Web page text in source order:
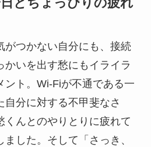
とちょっぴりの疲れ
がつかない自分にも、接続
かいを出す愁にもイライラ
ント。Wi-Fiが不通である一
自分に対する不甲斐なさ
くんとのやりとりに疲れて
した。そして「さっき、